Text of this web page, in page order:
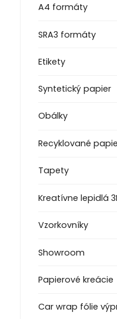
A4 formáty
SRA3 formáty
Etikety
Syntetický papier
Obálky
Recyklované
Tapety
Kreatívne lepidlá
Vzorkovníky
Showroom
Papierové kreácie
Car wrap fólie